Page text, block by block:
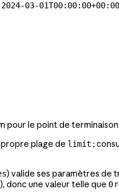
2024-03-01T00:00:00+00:00
pour le point de
plage de limit ;
) valide ses paramètres de
donc une valeur telle que 0